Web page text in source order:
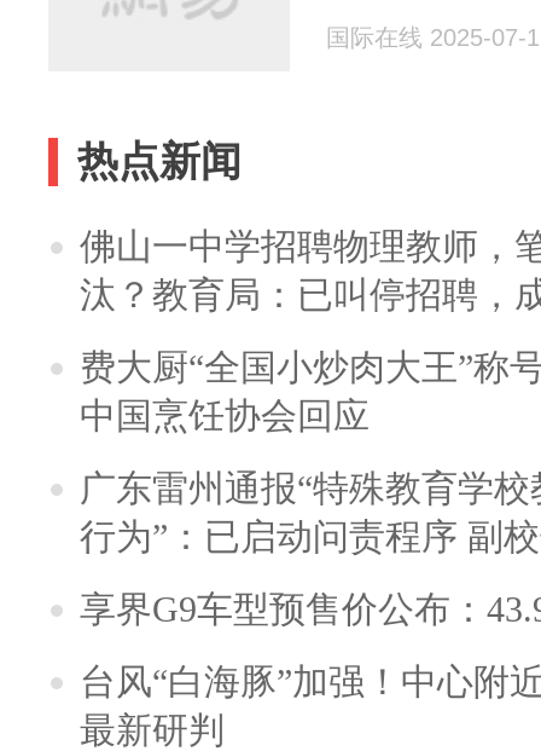
国际在线 2025-07-
热点新闻
佛山一中学招聘物理教师，
汰？教育局：已叫停招聘，
费大厨“全国小炒肉大王”称
中国烹饪协会回应
广东雷州通报“特殊教育学
行为”：已启动问责程序 副
享界G9车型预售价公布：
台风“白海豚”加强！中心附
最新研判